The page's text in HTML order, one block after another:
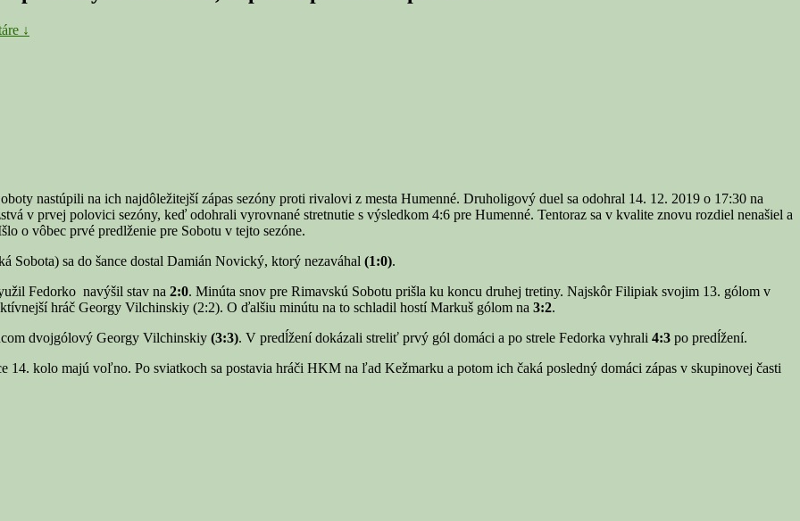
↓
nastúpili na ich najdôležitejší zápas sezóny proti rivalovi z mesta Humenné. Druholigový duel sa odohral 14. 12. 2019 o 17:30 na
v prvej polovici sezóny, keď odohrali vyrovnané stretnutie s výsledkom 4:6 pre Humenné. Tentoraz sa v kvalite znovu rozdiel nenašiel a
o vôbec prvé predlženie pre Sobotu v tejto sezóne.
Sobota) sa do šance dostal Damián Novický, ktorý nezaváhal (1:0).
Fedorko navýšil stav na 2:0. Minúta snov pre Rimavskú Sobotu prišla ku koncu druhej tretiny. Najskôr Filipiak svojim 13. gólom v
hráč Georgy Vilchinskiy (2:2). O ďalšiu minútu na to schladil hostí Markuš gólom na 3:2.
dvojgólový Georgy Vilchinskiy (3:3). V predĺžení dokázali streliť prvý gól domáci a po strele Fedorka vyhrali 4:3 po predĺžení.
14. kolo majú voľno. Po sviatkoch sa postavia hráči HKM na ľad Kežmarku a potom ich čaká posledný domáci zápas v skupinovej časti